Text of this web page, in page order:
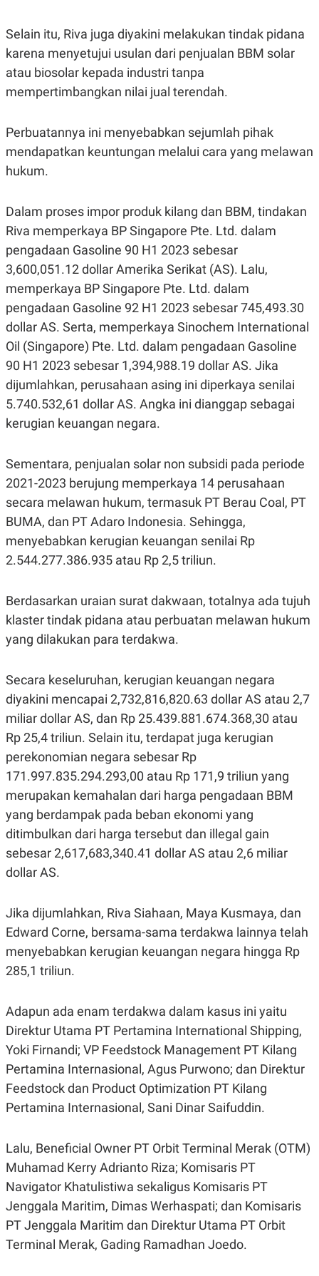
D
A
T
A
E
S
K
A
N
T
V
L
U
S
JARINGAN
O
N
T
A
A
C
A
D
M
Y
R
E
S
S
E
L
E
A
E
I
D
L
A
G
A
N
A
C
T
A
K
K
R
J
A
E
I
E
N
P
P
R
D
E
T
I
G
K
M
E
D
I
.
I
D
SITEMAPPROFILE
PEDOMAN
PEMBERITAAN
SIBER
PRIVACY
POLICY
Selain itu, Riva juga diyakini melakukan tindak pidana
karena menyetujui usulan dari penjualan BBM solar
atau biosolar kepada industri tanpa
mempertimbangkan nilai jual terendah.
Perbuatannya ini menyebabkan sejumlah pihak
mendapatkan keuntungan melalui cara yang melawan
hukum.
Dalam proses impor produk kilang dan BBM, tindakan
Riva memperkaya BP Singapore Pte. Ltd. dalam
pengadaan Gasoline 90 H1 2023 sebesar
3,600,051.12 dollar Amerika Serikat (AS). Lalu,
memperkaya BP Singapore Pte. Ltd. dalam
pengadaan Gasoline 92 H1 2023 sebesar 745,493.30
dollar AS. Serta, memperkaya Sinochem International
Oil (Singapore) Pte. Ltd. dalam pengadaan Gasoline
90 H1 2023 sebesar 1,394,988.19 dollar AS. Jika
dijumlahkan, perusahaan asing ini diperkaya senilai
5.740.532,61 dollar AS. Angka ini dianggap sebagai
kerugian keuangan negara.
Sementara, penjualan solar non subsidi pada periode
2021-2023 berujung memperkaya 14 perusahaan
secara melawan hukum, termasuk PT Berau Coal, PT
BUMA, dan PT Adaro Indonesia. Sehingga,
menyebabkan kerugian keuangan senilai Rp
2.544.277.386.935 atau Rp 2,5 triliun.
Berdasarkan uraian surat dakwaan, totalnya ada tujuh
klaster tindak pidana atau perbuatan melawan hukum
yang dilakukan para terdakwa.
Secara keseluruhan, kerugian keuangan negara
diyakini mencapai 2,732,816,820.63 dollar AS atau 2,7
miliar dollar AS, dan Rp 25.439.881.674.368,30 atau
Rp 25,4 triliun. Selain itu, terdapat juga kerugian
perekonomian negara sebesar Rp
171.997.835.294.293,00 atau Rp 171,9 triliun yang
merupakan kemahalan dari harga pengadaan BBM
yang berdampak pada beban ekonomi yang
ditimbulkan dari harga tersebut dan illegal gain
sebesar 2,617,683,340.41 dollar AS atau 2,6 miliar
dollar AS.
Jika dijumlahkan, Riva Siahaan, Maya Kusmaya, dan
Edward Corne, bersama-sama terdakwa lainnya telah
menyebabkan kerugian keuangan negara hingga Rp
285,1 triliun.
Adapun ada enam terdakwa dalam kasus ini yaitu
Direktur Utama PT Pertamina International Shipping,
Yoki Firnandi; VP Feedstock Management PT Kilang
Pertamina Internasional, Agus Purwono; dan Direktur
Feedstock dan Product Optimization PT Kilang
Pertamina Internasional, Sani Dinar Saifuddin.
Lalu, Beneficial Owner PT Orbit Terminal Merak (OTM)
Muhamad Kerry Adrianto Riza; Komisaris PT
Navigator Khatulistiwa sekaligus Komisaris PT
Jenggala Maritim, Dimas Werhaspati; dan Komisaris
PT Jenggala Maritim dan Direktur Utama PT Orbit
Terminal Merak, Gading Ramadhan Joedo.